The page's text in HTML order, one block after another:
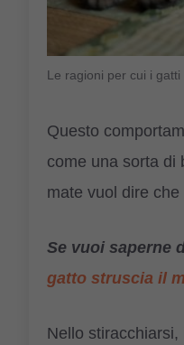
Le ragioni per cui i
Questo
come una sorta di
mate vuol dire
Se vuoi saperne
gatto struscia il
Nello